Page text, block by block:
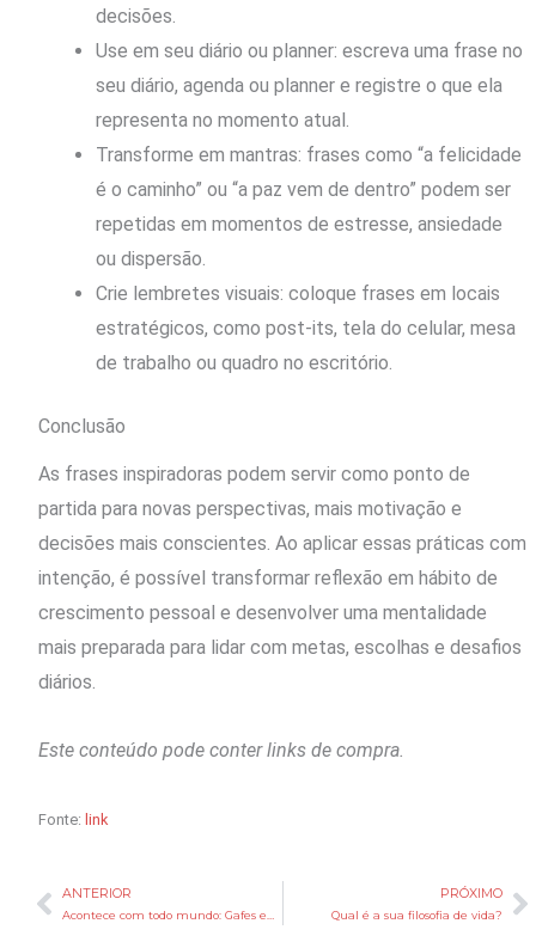
decisões.
Use em seu diário ou planner: escreva uma frase no
seu diário, agenda ou planner e registre o que ela
representa no momento atual.
Transforme em mantras: frases como “a felicidade
é o caminho” ou “a paz vem de dentro” podem ser
repetidas em momentos de estresse, ansiedade
ou dispersão.
Crie lembretes visuais: coloque frases em locais
estratégicos, como post-its, tela do celular, mesa
de trabalho ou quadro no escritório.
Conclusão
As frases inspiradoras podem servir como ponto de
partida para novas perspectivas, mais motivação e
decisões mais conscientes. Ao aplicar essas práticas com
intenção, é possível transformar reflexão em hábito de
crescimento pessoal e desenvolver uma mentalidade
mais preparada para lidar com metas, escolhas e desafios
diários.
Este conteúdo pode conter links de compra.
Fonte: link
Anterior
ANTERIOR PRÓXIMO
Qual é a sua filosofia de vida?